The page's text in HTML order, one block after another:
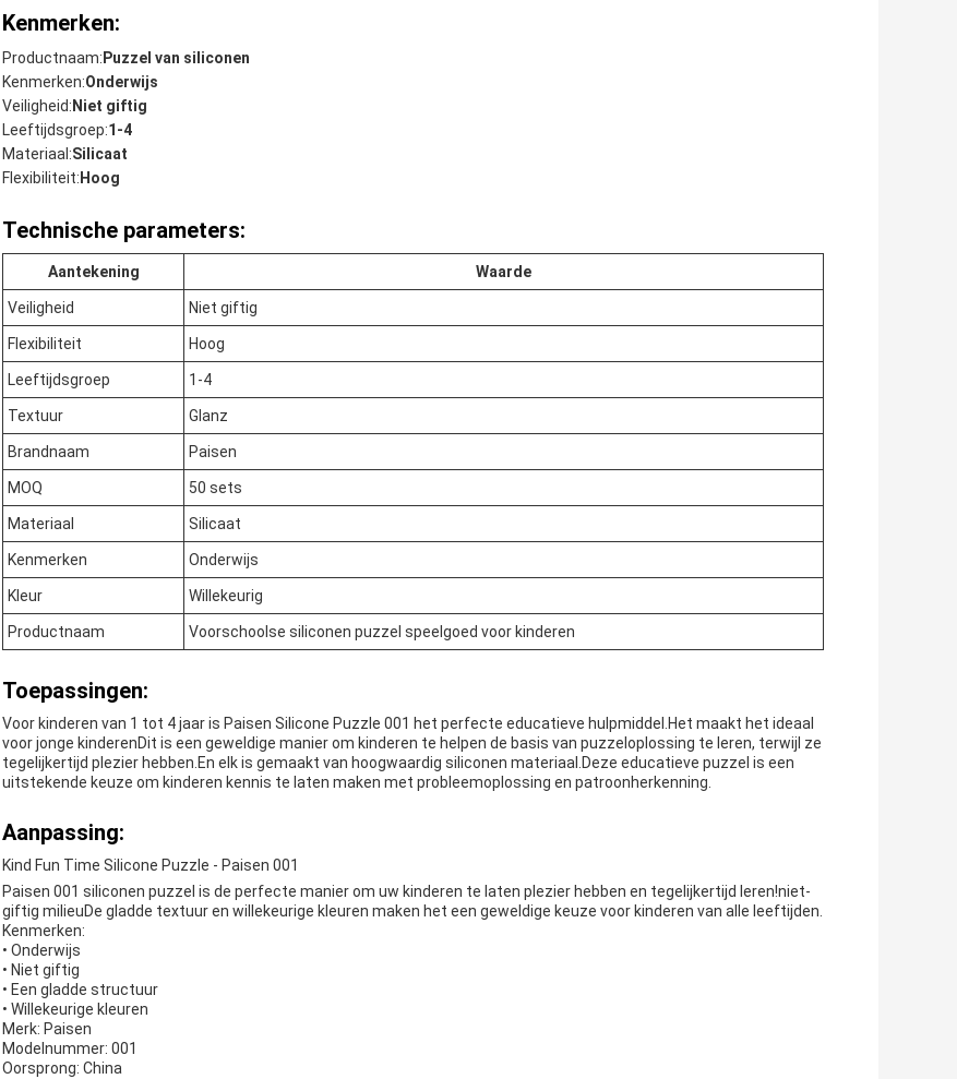
Kenmerken:
Productnaam: Puzzel van siliconen
Kenmerken:Onderwijs
Veiligheid: Niet giftig
Leeftijdsgroep:1-4
Materiaal:Silicaat
Flexibiliteit: Hoog
Technische parameters:
Aantekening Waarde
Veiligheid Niet giftig
Flexibiliteit Hoog
Leeftijdsgroep 1-4
Textuur Glanz
Brandnaam Paisen
MOQ 50 sets
Materiaal Silicaat
Kenmerken Onderwijs
Kleur Willekeurig
Productnaam Voorschoolse siliconen puzzel speelgoed voor kinderen
Toepassingen:
Voor kinderen van 1 tot 4 jaar is Paisen Silicone Puzzle 001 het perfecte educatieve hulpmiddel.Het maakt het ideaal
voor jonge kinderenDit is een geweldige manier om kinderen te helpen de basis van puzzeloplossing te leren, terwijl ze
tegelijkertijd plezier hebben.En elk is gemaakt van hoogwaardig siliconen materiaal.Deze educatieve puzzel is een
uitstekende keuze om kinderen kennis te laten maken met probleemoplossing en patroonherkenning.
Aanpassing:
Kind Fun Time Silicone Puzzle - Paisen 001
Paisen 001 siliconen puzzel is de perfecte manier om uw kinderen te laten plezier hebben en tegelijkertijd leren!niet-
giftig milieuDe gladde textuur en willekeurige kleuren maken het een geweldige keuze voor kinderen van alle leeftijden.
Kenmerken:
• Onderwijs
• Niet giftig
• Een gladde structuur
• Willekeurige kleuren
Merk: Paisen
Modelnummer: 001
Oorsprong: China